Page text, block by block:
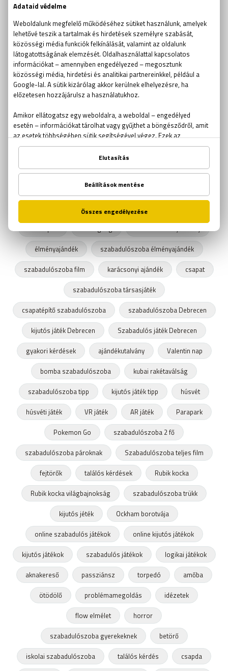
team building
szabadulószoba világbajnokság
legjobb szabadulószoba
szabadulós játék
Kings Quest
Mystery House
fejtörő
Trónok Harca Szabadulószoba
logikai játék
személyiségtípusok
flow
flow élmény
klausztrofóbia
szabadulószoba statisztika
időbeosztás
szabadulószoba infografika
szökés
csapatmunka
csoportfejlődés
Halloween
Zombi szabadulószoba
töklámpás
boldogság
Csíkszetmihályi Mihály
élményajándék
szabadulószoba élményajándék
szabadulószoba film
karácsonyi ajándék
csapat
szabadulószoba társasjáték
csapatépítő szabadulószoba
szabadulószoba Debrecen
kijutós játék Debrecen
Szabadulós játék Debrecen
gyakori kérdések
ajándékutalvány
Valentin nap
bomba szabadulószoba
kubai rakétaválság
szabadulószoba tipp
kijutós játék tipp
húsvét
húsvéti játék
VR játék AR játék
Parapark
Pokemon Go
szabadulószoba 2 fő
szabadulószoba pároknak
Szabadulószoba teljes film
fejtörők
találós kérdések
Rubik kocka
Rubik kocka világbajnokság
szabadulószoba trükk
kijutós jéték
Ockham borotvája
online szabadulós játékok
online kijutós játékok
kijutós játékok
szabadulós játékok
logikai játékok
aknakereső
passziánsz torpedó
amőba
ötödölő
problémamegoldás
idézetek
flow elmélet
horror
szabadulószoba gyerekeknek
betörő
iskolai szabadulószoba
találós kérdés
csapda